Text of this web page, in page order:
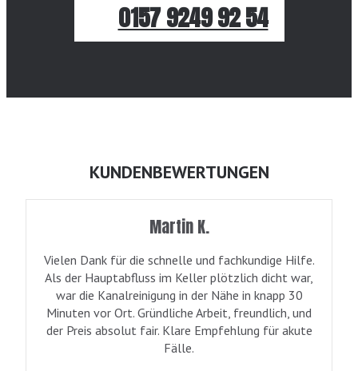
0157 9249 92 54
KUNDENBEWERTUNGEN
Martin K.
Vielen Dank für die schnelle und fachkundige Hilfe.
Als der Hauptabfluss im Keller plötzlich dicht war,
war die Kanalreinigung in der Nähe in knapp 30
Minuten vor Ort. Gründliche Arbeit, freundlich, und
der Preis absolut fair. Klare Empfehlung für akute
Fälle.